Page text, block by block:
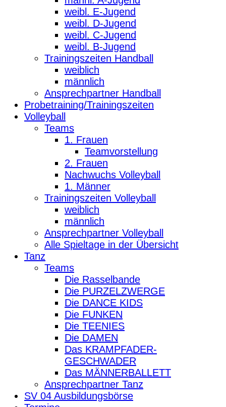
weibl. E-Jugend
weibl. D-Jugend
weibl. C-Jugend
weibl. B-Jugend
Trainingszeiten Handball
weiblich
männlich
Ansprechpartner Handball
Probetraining/Trainingszeiten
Volleyball
Teams
1. Frauen
Teamvorstellung
2. Frauen
Nachwuchs Volleyball
1. Männer
Trainingszeiten Volleyball
weiblich
männlich
Ansprechpartner Volleyball
Alle Spieltage in der Übersicht
Tanz
Teams
Die Rasselbande
Die PURZELZWERGE
Die DANCE KIDS
Die FUNKEN
Die TEENIES
Die DAMEN
Das KRAMPFADER-
GESCHWADER
Das MÄNNERBALLETT
Ansprechpartner Tanz
SV 04 Ausbildungsbörse